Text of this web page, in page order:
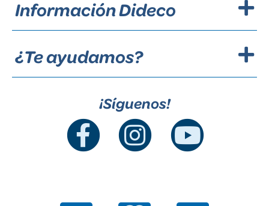
Información Dideco
¿Te ayudamos?
¡Síguenos!